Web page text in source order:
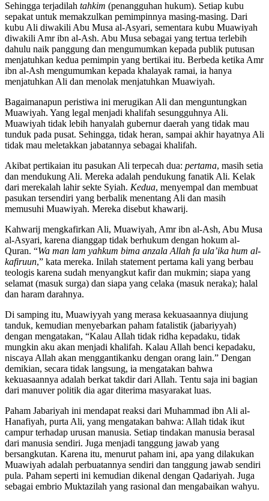
Sehingga terjadilah tahkim (penangguhan hukum). Setiap kubu
sepakat untuk memakzulkan pemimpinnya masing-masing. Dari
kubu Ali diwakili Abu Musa al-Asyari, sementara kubu Muawiyah
diwakili Amr ibn al-Ash. Abu Musa sebagai yang tertua terlebih
dahulu naik panggung dan mengumumkan kepada publik putusan
menjatuhkan kedua pemimpin yang bertikai itu. Berbeda ketika Amr
ibn al-Ash mengumumkan kepada khalayak ramai, ia hanya
menjatuhkan Ali dan menolak menjatuhkan Muawiyah.
Bagaimanapun peristiwa ini merugikan Ali dan menguntungkan
Muawiyah. Yang legal menjadi khalifah sesungguhnya Ali.
Muawiyah tidak lebih hanyalah gubernur daerah yang tidak mau
tunduk pada pusat. Sehingga, tidak heran, sampai akhir hayatnya Ali
tidak mau meletakkan jabatannya sebagai khalifah.
Akibat pertikaian itu pasukan Ali terpecah dua: pertama, masih setia
dan mendukung Ali. Mereka adalah pendukung fanatik Ali. Kelak
dari merekalah lahir sekte Syiah. Kedua, menyempal dan membuat
pasukan tersendiri yang berbalik menentang Ali dan masih
memusuhi Muawiyah. Mereka disebut khawarij.
Kahwarij mengkafirkan Ali, Muawiyah, Amr ibn al-Ash, Abu Musa
al-Asyari, karena dianggap tidak berhukum dengan hokum al-
Quran. “Wa man lam yahkum bima anzala Allah fa ula’ika hum al-
kafiruun,” kata mereka. Inilah statement pertama kali yang berbau
teologis karena sudah menyangkut kafir dan mukmin; siapa yang
selamat (masuk surga) dan siapa yang celaka (masuk neraka); halal
dan haram darahnya.
Di samping itu, Muawiyyah yang merasa kekuasaannya diujung
tanduk, kemudian menyebarkan paham fatalistik (jabariyyah)
dengan mengatakan, “Kalau Allah tidak ridha kepadaku, tidak
mungkin aku akan menjadi khalifah. Kalau Allah benci kepadaku,
niscaya Allah akan menggantikanku dengan orang lain.” Dengan
demikian, secara tidak langsung, ia mengatakan bahwa
kekuasaannya adalah berkat takdir dari Allah. Tentu saja ini bagian
dari manuver politik dia agar diterima masyarakat luas.
Paham Jabariyah ini mendapat reaksi dari Muhammad ibn Ali al-
Hanafiyah, purta Ali, yang mengatakan bahwa: Allah tidak ikut
campur terhadap urusan manusia. Setiap tindakan manusia berasal
dari manusia sendiri. Juga menjadi tanggung jawab yang
bersangkutan. Karena itu, menurut paham ini, apa yang dilakukan
Muawiyah adalah perbuatannya sendiri dan tanggung jawab sendiri
pula. Paham seperti ini kemudian dikenal dengan Qadariyah. Juga
sebagai embrio Muktazilah yang rasional dan mengabaikan wahyu.